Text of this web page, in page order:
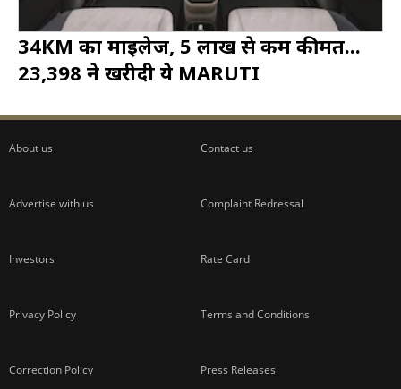
34KM का माइलेज, 5 लाख से कम कीमत...
23,398 ने खरीदी ये MARUTI
About us Contact us
Advertise with us Complaint Redressal
Investors Rate Card
Privacy Policy Terms and Conditions
Correction Policy Press Releases